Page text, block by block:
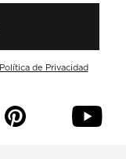
Política de Privacidad
p y